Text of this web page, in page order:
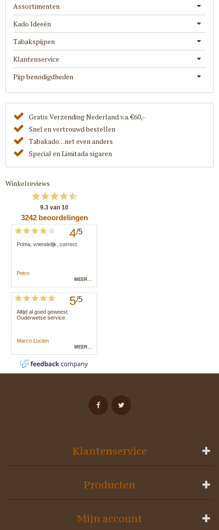
Assortimenten
Kado Ideeën
Tabakspijpen
Klantenservice
Pijp benodigdheden
Gratis Verzending Nederland v.a. €60,-
Snel en vertrouwd bestellen
Tabakado. . .net even anders
Special en Limitada sigaren
Winkelreviews
Klantenservice
Producten
Mijn account